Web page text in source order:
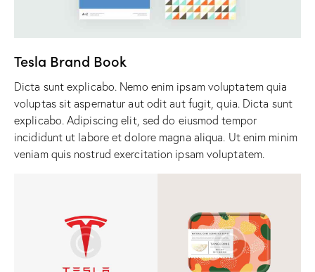
Tesla Brand Book
Dicta sunt explicabo. Nemo enim ipsam voluptatem quia
voluptas sit aspernatur aut odit aut fugit, quia. Dicta sunt
explicabo. Adipiscing elit, sed do eiusmod tempor
incididunt ut labore et dolore magna aliqua. Ut enim minim
veniam quis nostrud exercitation ipsam voluptatem.